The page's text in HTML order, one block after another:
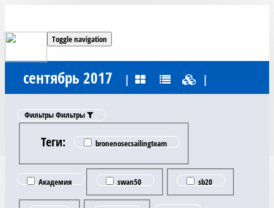
Toggle navigation
сентябрь 2017 | |
ФильтрыФильтры
Теги: bronenosecsailingteam
Академия swan50 sb20